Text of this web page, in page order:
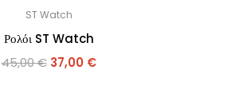
ST Watch
Ρολόι ST Watch
45,00€ 37,00 €